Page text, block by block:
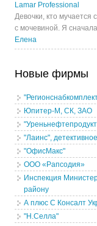
Lamar Professional
Девочки, кто мучается
с мочевиной. Я
Елена
Новые фирмы
Юпитер-М, СК, ЗАО
"Лаинс",
"ОфисМакс"
ООО «Рапсодия»
Инспекция
району
А плюс С Консалт
"Н.Селла"